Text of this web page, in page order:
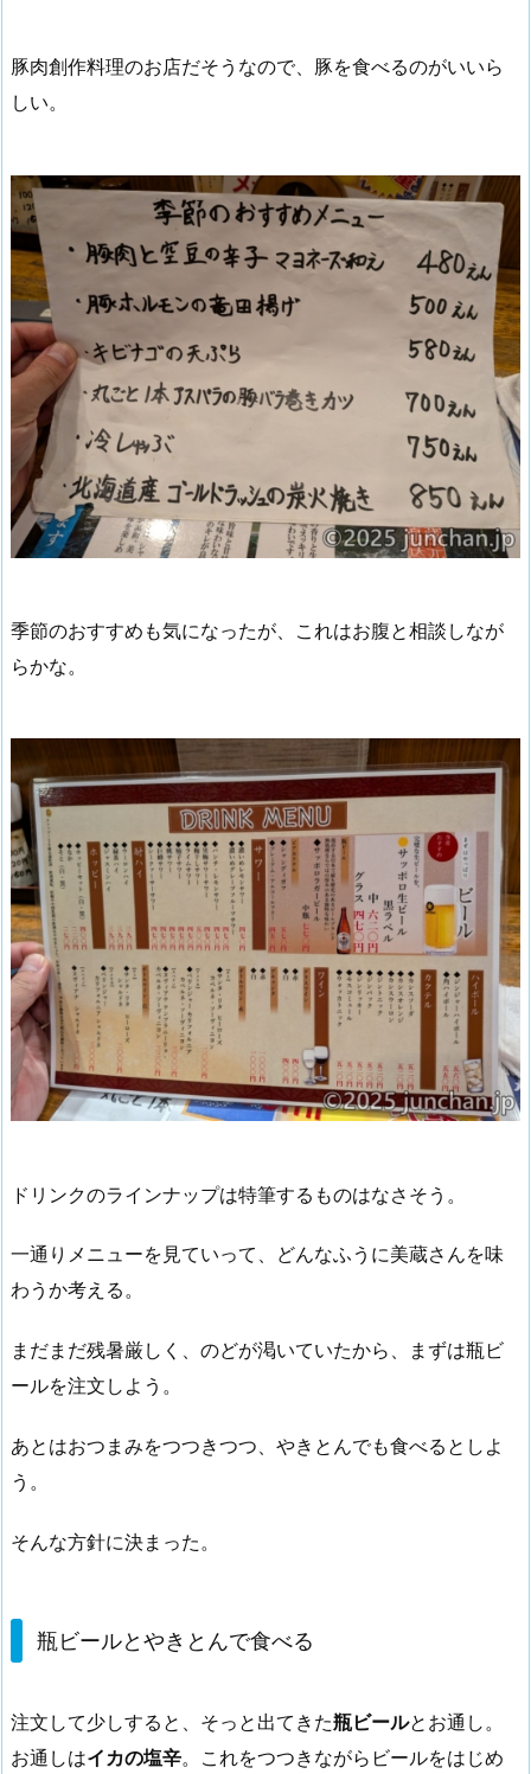
豚肉創作料理のお店だそうなので、豚を食べるのがいいら
しい。
季節のおすすめも気になったが、これはお腹と相談しなが
らかな。
ドリンクのラインナップは特筆するものはなさそう。
一通りメニューを見ていって、どんなふうに美蔵さんを味
わうか考える。
まだまだ残暑厳しく、のどが渇いていたから、まずは瓶ビ
ールを注文しよう。
あとはおつまみをつつきつつ、やきとんでも食べるとしよ
う。
そんな方針に決まった。
瓶ビールとやきとんで食べる
注文して少しすると、そっと出てきた瓶ビールとお通し。
お通しはイカの塩辛。これをつつきながらビールをはじめ